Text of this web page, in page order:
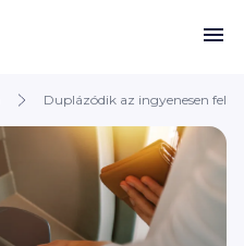
Duplázódik az ingyenesen